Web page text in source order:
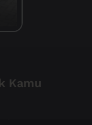
Kamu